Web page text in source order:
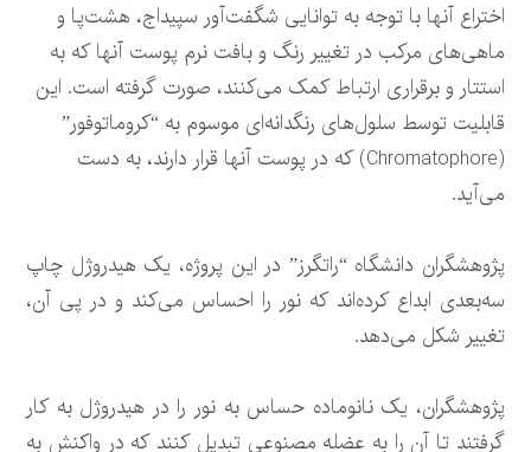
اختراع آنها با توجه به توانایی شگفت‌آور سپیداج، هشت‌پا و
ماهی‌های مرکب در تغییر رنگ و بافت نرم پوست آنها که به
استتار و برقراری ارتباط کمک می‌کنند، صورت گرفته است. این
قابلیت توسط سلول‌های رنگدانه‌ای موسوم به “کروماتوفور”
(Chromatophore) که در پوست آنها قرار دارند، به دست
می‌آید.
پژوهشگران دانشگاه “راتگرز” در این پروژه، یک هیدروژل چاپ
سه‌بعدی ابداع کرده‌اند که نور را احساس می‌کند و در پی آن،
تغییر شکل می‌دهد.
پژوهشگران، یک نانوماده حساس به نور را در هیدروژل به کار
گرفتند تا آن را به عضله مصنوعی تبدیل کنند که در واکنش به